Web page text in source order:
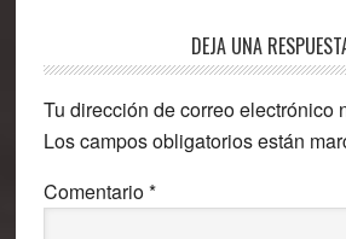
Interacciones
con
los
lectores
DEJA UNA
Tu dirección de correo electrónico
Los campos obligatorios están
Comentario*